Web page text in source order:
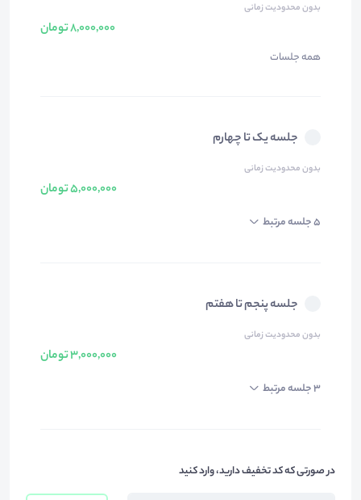
بدون محدودیت زمانی
8,000,000 تومان
همه جلسات
جلسه یک تا چهارم
بدون محدودیت زمانی
5,000,000 تومان
5 جلسه مرتبط
جلسه پنجم تا هفتم
بدون محدودیت زمانی
3,000,000 تومان
3 جلسه مرتبط
در صورتی که کد تخفیف دارید، وارد کنید